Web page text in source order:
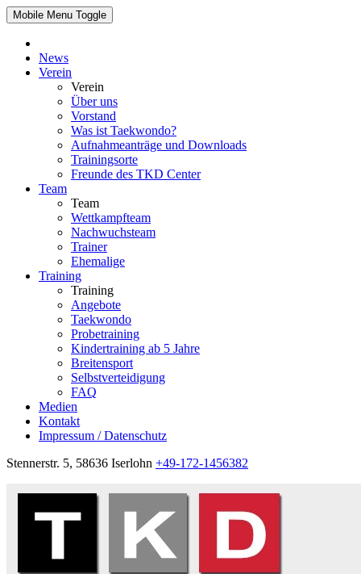
Mobile Menu Toggle
News
Verein
Verein
Über uns
Vorstand
Was ist Taekwondo?
Aufnahmeanträge und Downloads
Trainingsorte
Freunde des TKD Center
Team
Team
Wettkampfteam
Nachwuchsteam
Trainer
Ehemalige
Training
Training
Angebote
Taekwondo
Probetraining
Kindertraining ab 5 Jahre
Breitensport
Selbstverteidigung
FAQ
Medien
Kontakt
Impressum / Datenschutz
Stennerstr. 5, 58636 Iserlohn +49-172-1456382